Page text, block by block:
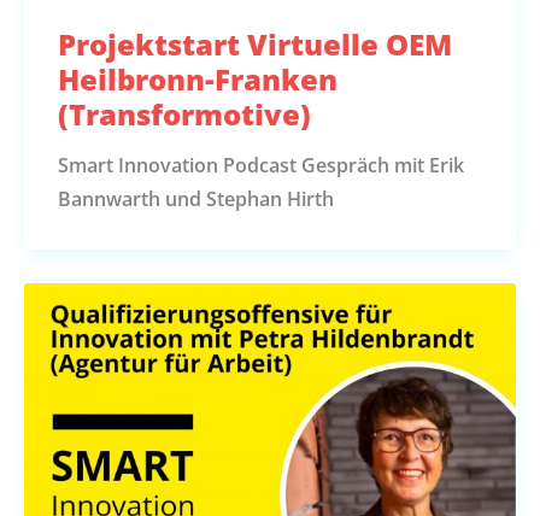
Projektstart Virtuelle OEM
Heilbronn-Franken
(Transformotive)
Smart Innovation Podcast Gespräch mit Erik
Bannwarth und Stephan Hirth